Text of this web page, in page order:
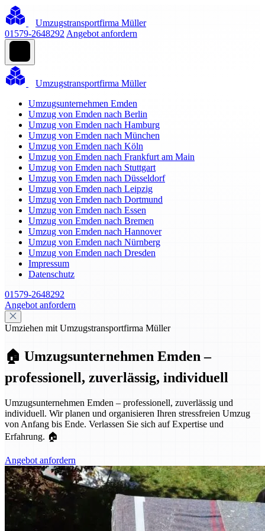
Umzugstransportfirma Müller
01579-2648292 Angebot anfordern
Umzugstransportfirma Müller
Umzugsunternehmen Emden
Umzug von Emden nach Berlin
Umzug von Emden nach Hamburg
Umzug von Emden nach München
Umzug von Emden nach Köln
Umzug von Emden nach Frankfurt am Main
Umzug von Emden nach Stuttgart
Umzug von Emden nach Düsseldorf
Umzug von Emden nach Leipzig
Umzug von Emden nach Dortmund
Umzug von Emden nach Essen
Umzug von Emden nach Bremen
Umzug von Emden nach Hannover
Umzug von Emden nach Nürnberg
Umzug von Emden nach Dresden
Impressum
Datenschutz
01579-2648292
Angebot anfordern
Umziehen mit Umzugstransportfirma Müller
🏠 Umzugsunternehmen Emden –
professionell, zuverlässig, individuell
Umzugsunternehmen Emden – professionell, zuverlässig und
individuell. Wir planen und organisieren Ihren stressfreien Umzug
von Anfang bis Ende. Verlassen Sie sich auf Expertise und
Erfahrung. 🏠
Angebot anfordern